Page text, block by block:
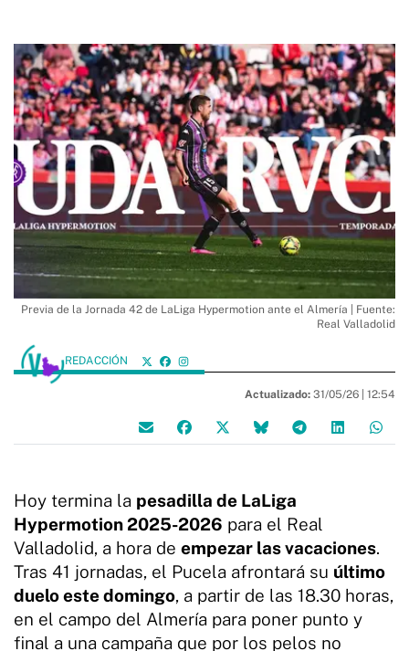
Previa de la Jornada 42 de LaLiga Hypermotion ante el Almería | Fuente:
Real Valladolid
REDACCIÓN
Actualizado: 31/05/26 | 12:54
Hoy termina la pesadilla de LaLiga
Hypermotion 2025-2026 para el Real
Valladolid, a hora de empezar las vacaciones.
Tras 41 jornadas, el Pucela afrontará su último
duelo este domingo, a partir de las 18.30 horas,
en el campo del Almería para poner punto y
final a una campaña que por los pelos no